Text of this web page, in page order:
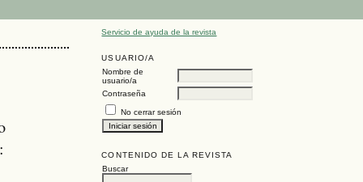
Servicio de ayuda de la revista
USUARIO/A
Nombre de
usuario/a
Contraseña
No cerrar sesión
CONTENIDO DE LA REVISTA
Buscar